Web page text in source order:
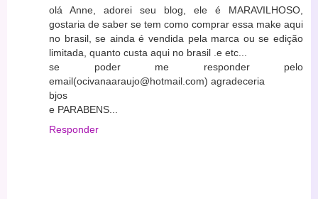
olá Anne, adorei seu blog, ele é MARAVILHOSO,
gostaria de saber se tem como comprar essa make aqui
no brasil, se ainda é vendida pela marca ou se edição
limitada, quanto custa aqui no brasil .e etc...
se poder me responder pelo
email(ocivanaaraujo@hotmail.com) agradeceria
bjos
e PARABENS...
Responder